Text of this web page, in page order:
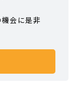
会に是非